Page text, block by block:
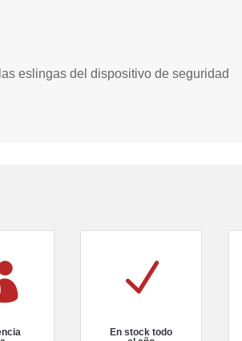
eslingas del dispositivo de seguridad
N
En stock todo